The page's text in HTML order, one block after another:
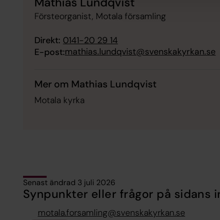
Försteorganist, Motala församling
Direkt: 0141-20 29 14
E-post:mathias.lundqvist@svenskakyrkan.se
Mer om Mathias Lundqvist
Motala kyrka
Senast ändrad 3 juli 2026
Synpunkter eller frågor på sidans
motala.forsamling@svenskakyrkan.se